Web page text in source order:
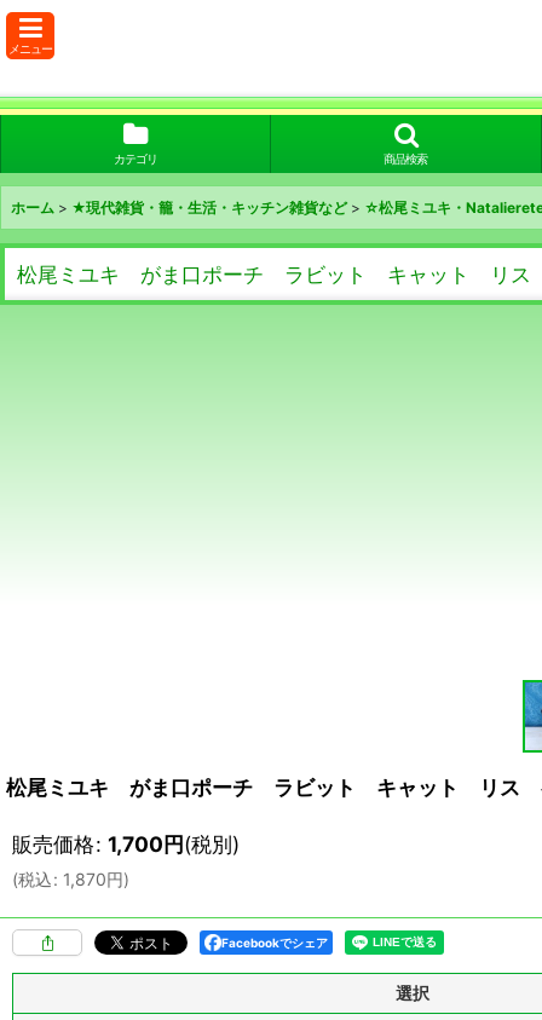
メニュー
カテゴリ 商品検索
ホーム > ★現代雑貨・籠・生活・キッチン雑貨など > ☆松尾ミユキ・
松尾ミユキ がま口ポーチ ラビット キャット リ
松尾ミユキ がま口ポーチ ラビット キャット リス
販売価格: 1,700円(税別)
(税込: 1,870円)
Facebookでシェア
選択